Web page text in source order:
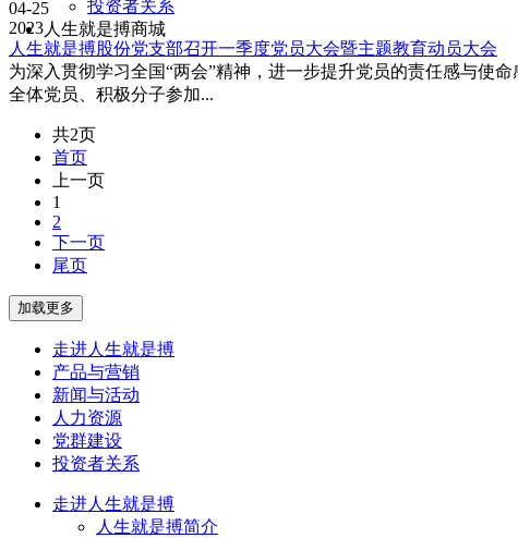
投资者关系
人生就是搏商城
04-25
2023
人生就是搏股份党支部召开一季度党员大会暨主题教育动员大会
为深入贯彻学习全国“两会”精神，进一步提升党员的责任感与使
全体党员、积极分子参加...
共2页
首页
上一页
1
2
下一页
尾页
走进人生就是搏
产品与营销
新闻与活动
人力资源
党群建设
投资者关系
走进人生就是搏
人生就是搏简介